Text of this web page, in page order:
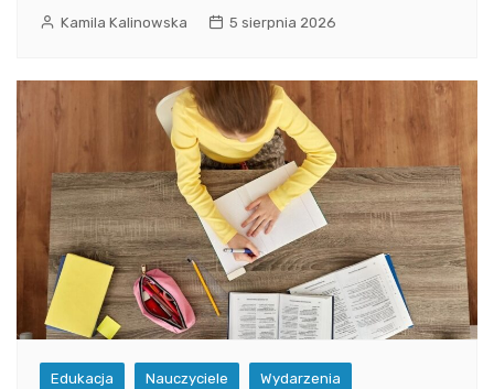
Kamila Kalinowska 5 sierpnia 2026
Edukacja Nauczyciele Wydarzenia